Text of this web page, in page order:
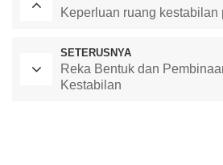
Keperluan ruang kestabilan
SETERUSNYA
Reka Bentuk dan
Kestabilan